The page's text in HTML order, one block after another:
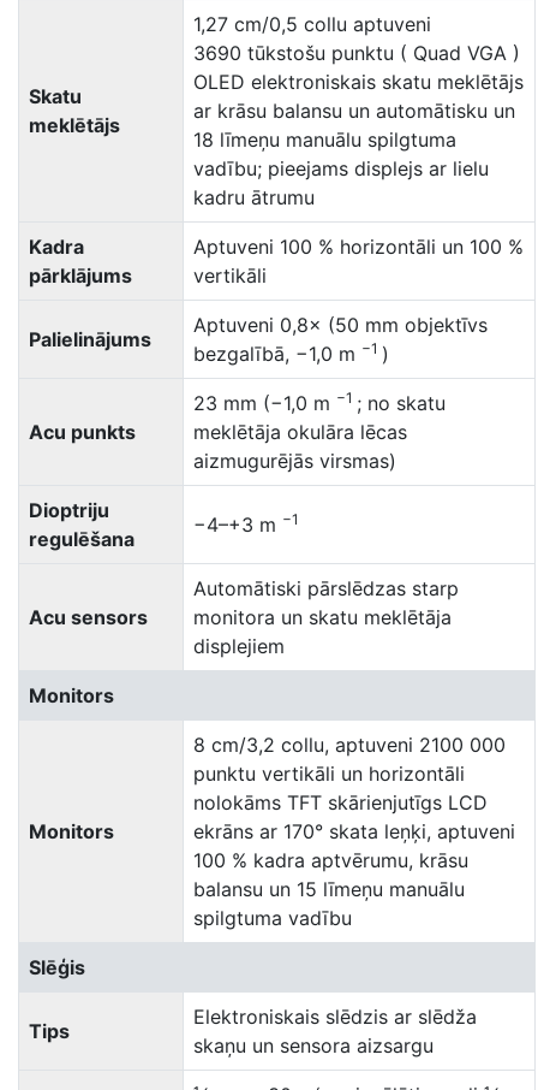
Skatu
meklētājs
1,27 cm/0,5 collu aptuveni
3690 tūkstošu punktu ( Quad VGA )
OLED elektroniskais skatu meklētājs
ar krāsu balansu un automātisku un
18 līmeņu manuālu spilgtuma
vadību; pieejams displejs ar lielu
kadru ātrumu
Kadra
pārklājums
Aptuveni 100 % horizontāli un 100 %
vertikāli
Palielinājums
Aptuveni 0,8× (50 mm objektīvs
bezgalībā, −1,0 m −1 )
Acu punkts
23 mm (−1,0 m −1 ; no skatu
meklētāja okulāra lēcas
aizmugurējās virsmas)
Dioptriju
regulēšana
−4–+3 m −1
Acu sensors
Automātiski pārslēdzas starp
monitora un skatu meklētāja
displejiem
Monitors
Monitors
8 cm/3,2 collu, aptuveni 2100 000
punktu vertikāli un horizontāli
nolokāms TFT skārienjutīgs LCD
ekrāns ar 170° skata leņķi, aptuveni
100 % kadra aptvērumu, krāsu
balansu un 15 līmeņu manuālu
spilgtuma vadību
Slēģis
Tips
Elektroniskais slēdzis ar slēdža
skaņu un sensora aizsargu